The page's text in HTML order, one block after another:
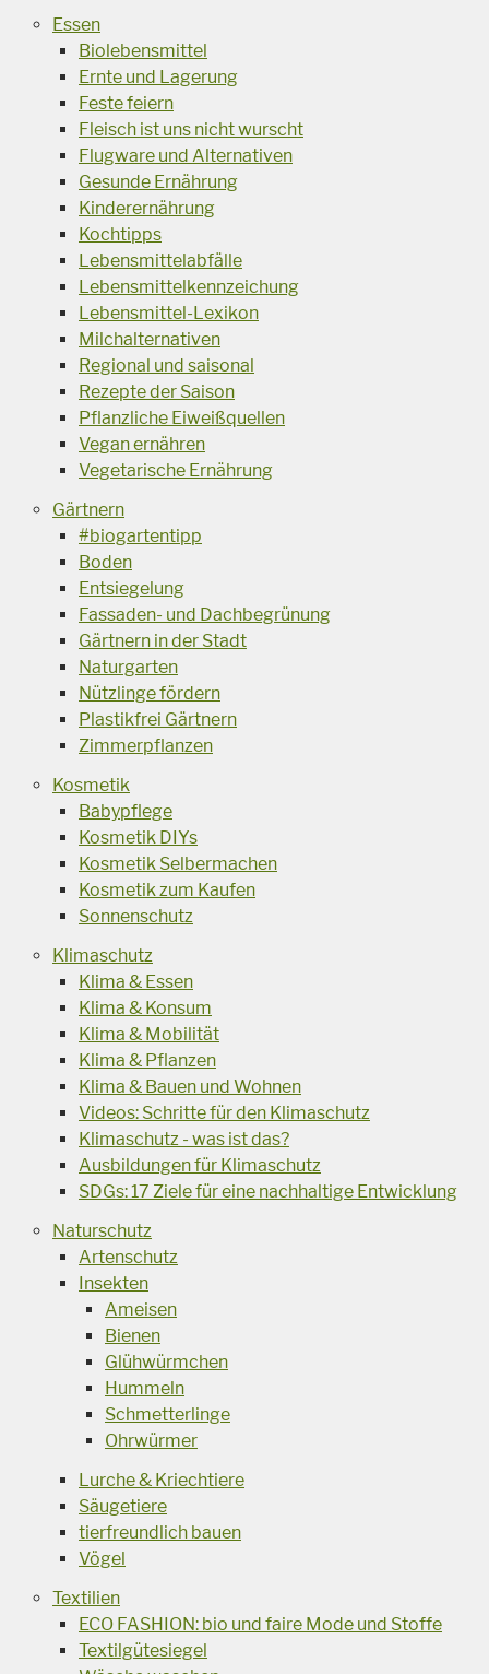
Essen
Biolebensmittel
Ernte und Lagerung
Feste feiern
Fleisch ist uns nicht wurscht
Flugware und Alternativen
Gesunde Ernährung
Kinderernährung
Kochtipps
Lebensmittelabfälle
Lebensmittelkennzeichung
Lebensmittel-Lexikon
Milchalternativen
Regional und saisonal
Rezepte der Saison
Pflanzliche Eiweißquellen
Vegan ernähren
Vegetarische Ernährung
Gärtnern
#biogartentipp
Boden
Entsiegelung
Fassaden- und Dachbegrünung
Gärtnern in der Stadt
Naturgarten
Nützlinge fördern
Plastikfrei Gärtnern
Zimmerpflanzen
Kosmetik
Babypflege
Kosmetik DIYs
Kosmetik Selbermachen
Kosmetik zum Kaufen
Sonnenschutz
Klimaschutz
Klima & Essen
Klima & Konsum
Klima & Mobilität
Klima & Pflanzen
Klima & Bauen und Wohnen
Videos: Schritte für den Klimaschutz
Klimaschutz - was ist das?
Ausbildungen für Klimaschutz
SDGs: 17 Ziele für eine nachhaltige Entwicklung
Naturschutz
Artenschutz
Insekten
Ameisen
Bienen
Glühwürmchen
Hummeln
Schmetterlinge
Ohrwürmer
Lurche & Kriechtiere
Säugetiere
tierfreundlich bauen
Vögel
Textilien
ECO FASHION: bio und faire Mode und Stoffe
Textilgütesiegel